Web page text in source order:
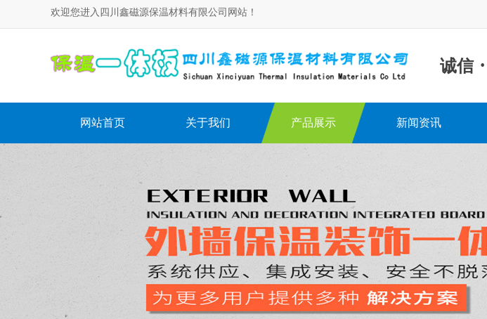
欢迎您进入四川鑫磁源保温材料有限公司网站！
诚信 ·
网站首页 关于我们 产品展示 新闻资讯